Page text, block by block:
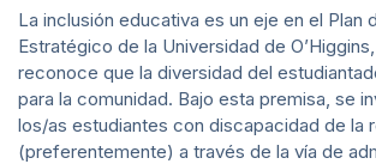
La inclusión educativa es un eje en el Plan
Estratégico de la Universidad de
reconoce que la diversidad del
para la comunidad. Bajo esta premisa, se
los/as estudiantes con discapacidad de la
(preferentemente) a través de la vía de